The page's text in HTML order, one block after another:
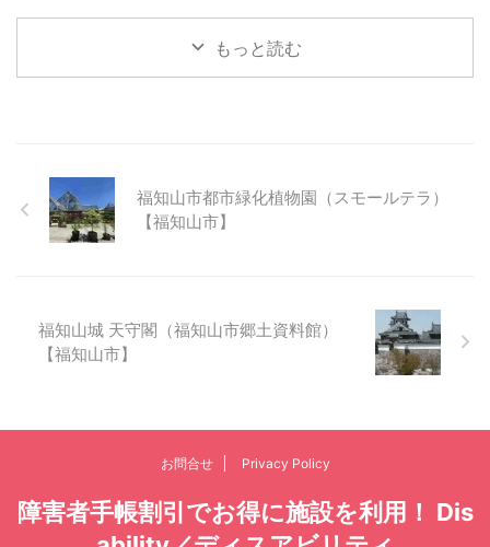
もっと読む
福知山市都市緑化植物園（スモールテラ）
【福知山市】
福知山城 天守閣（福知山市郷土資料館）
【福知山市】
お問合せ Privacy Policy
障害者手帳割引でお得に施設を利用！ Dis